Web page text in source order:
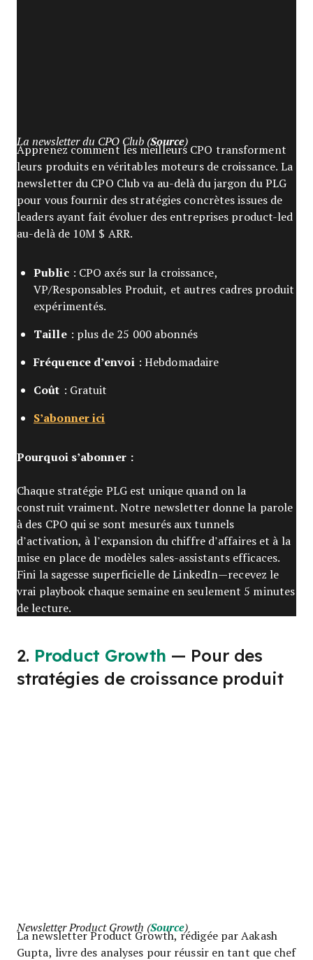
La newsletter du CPO Club (Source)
Apprenez comment les meilleurs CPO transforment
leurs produits en véritables moteurs de croissance. La
newsletter du CPO Club va au-delà du jargon du PLG
pour vous fournir des stratégies concrètes issues de
leaders ayant fait évoluer des entreprises product-led
au-delà de 10M $ ARR.
Public: CPO axés sur la croissance,
VP/Responsables Produit, et autres cadres produit
expérimentés.
Taille: plus de 25 000 abonnés
Fréquence d’envoi : Hebdomadaire
Coût : Gratuit
S’abonner ici
Pourquoi s’abonner :
Chaque stratégie PLG est unique quand on la
construit vraiment. Notre newsletter donne la parole
à des CPO qui se sont mesurés aux tunnels
d’activation, à l’expansion du chiffre d’affaires et à la
mise en place de modèles sales-assistants efficaces.
Fini la sagesse superficielle de LinkedIn—recevez le
vrai playbook chaque semaine en seulement 5 minutes
de lecture.
2. Product Growth — Pour des
stratégies de croissance produit
Newsletter Product Growth (Source)
La newsletter Product Growth, rédigée par Aakash
Gupta, livre des analyses pour réussir en tant que chef